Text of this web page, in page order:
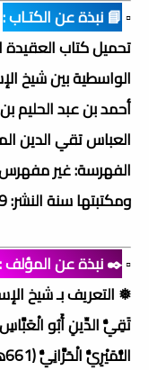
▫️📘 نبذة عن الكتـاب :
تحميل كتاب العقيدة
الواسطية بين شيخ
أحمد بن عبد الحليم
العباس تقي الدين
الفهرسة: غير
ومكتبتها سنة النشر: 1399 عدد المجلدات: 1 رقم الطبعة: 9 .
▫️✒️ نبذة عن المؤلف :
❅ التعريف بـ شيخ
تَقِيُّ الدِّينِ أَبُو